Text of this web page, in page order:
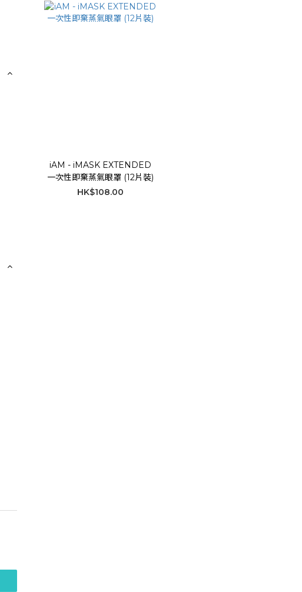
iAM - iMASK EXTENDED
一次性即棄蒸氣眼罩 (12片裝)
HK$108.00